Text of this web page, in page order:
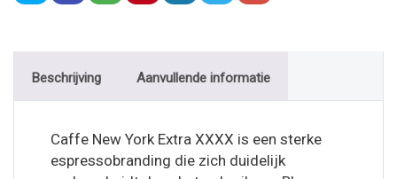
Beschrijving Aanvullende informatie
Caffe New York Extra XXXX is een sterke
espressobranding die zich duidelijk